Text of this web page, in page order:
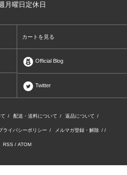
月曜日定休日
カートを見る
Official Blog
Twitter
/ 配送・送料について / 返品について /
ライバシーポリシー / メルマガ登録・解除 / /
RSS / ATOM